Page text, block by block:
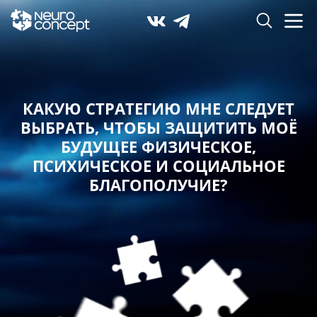
КАКУЮ СТРАТЕГИЮ МНЕ СЛЕДУЕТ
ВЫБРАТЬ,ЧТОБЫ ЗАЩИТИТЬ МОЁ
БУДУЩЕЕ ФИЗИЧЕСКОЕ,
ПСИХИЧЕСКОЕ И СОЦИАЛЬНОЕ
БЛАГОПОЛУЧИЕ?